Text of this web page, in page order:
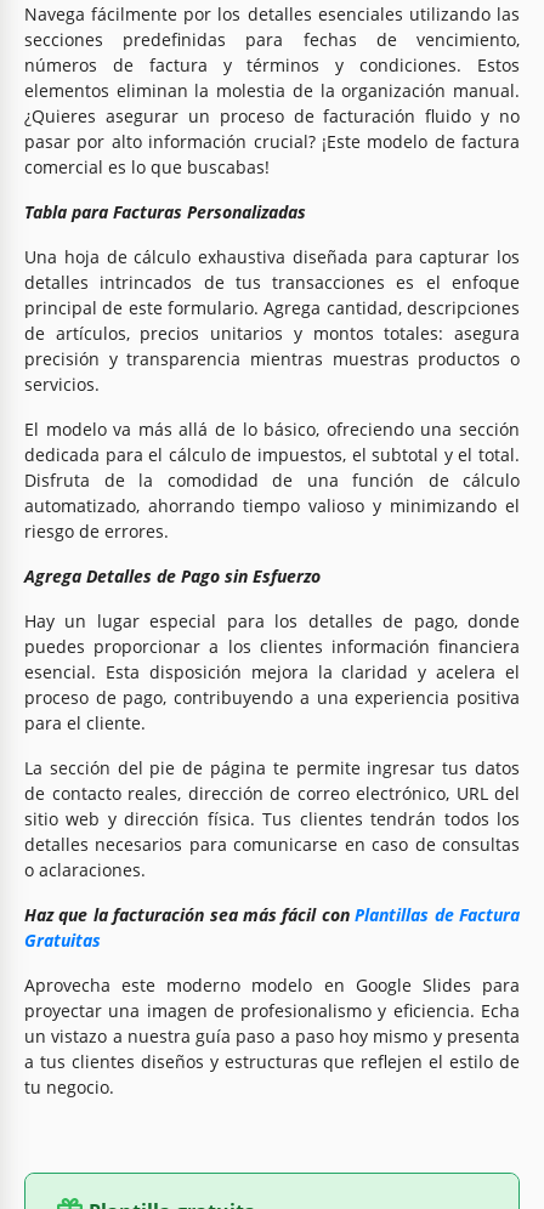
Navega fácilmente por los detalles esenciales utilizando las
secciones predefinidas para fechas de vencimiento,
números de factura y términos y condiciones. Estos
elementos eliminan la molestia de la organización manual.
¿Quieres asegurar un proceso de facturación fluido y no
pasar por alto información crucial? ¡Este modelo de factura
comercial es lo que buscabas!
Tabla para Facturas Personalizadas
Una hoja de cálculo exhaustiva diseñada para capturar los
detalles intrincados de tus transacciones es el enfoque
principal de este formulario. Agrega cantidad, descripciones
de artículos, precios unitarios y montos totales: asegura
precisión y transparencia mientras muestras productos o
servicios.
El modelo va más allá de lo básico, ofreciendo una sección
dedicada para el cálculo de impuestos, el subtotal y el total.
Disfruta de la comodidad de una función de cálculo
automatizado, ahorrando tiempo valioso y minimizando el
riesgo de errores.
Agrega Detalles de Pago sin Esfuerzo
Hay un lugar especial para los detalles de pago, donde
puedes proporcionar a los clientes información financiera
esencial. Esta disposición mejora la claridad y acelera el
proceso de pago, contribuyendo a una experiencia positiva
para el cliente.
La sección del pie de página te permite ingresar tus datos
de contacto reales, dirección de correo electrónico, URL del
sitio web y dirección física. Tus clientes tendrán todos los
detalles necesarios para comunicarse en caso de consultas
o aclaraciones.
Haz que la facturación sea más fácil conPlantillas de Factura
Gratuitas
Aprovecha este moderno modelo en Google Slides para
proyectar una imagen de profesionalismo y eficiencia. Echa
un vistazo a nuestra guía paso a paso hoy mismo y presenta
a tus clientes diseños y estructuras que reflejen el estilo de
tu negocio.